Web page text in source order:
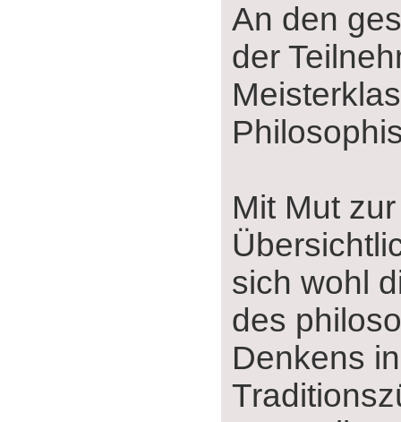
An den
der
Mit Mut zur
sich wohl
des
Denkens